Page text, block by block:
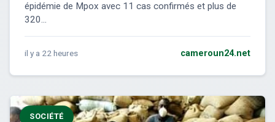
épidémie de Mpox avec 11 cas confirmés et plus de
320...
il y a 22 heures cameroun24.net
SOCIÉTÉ